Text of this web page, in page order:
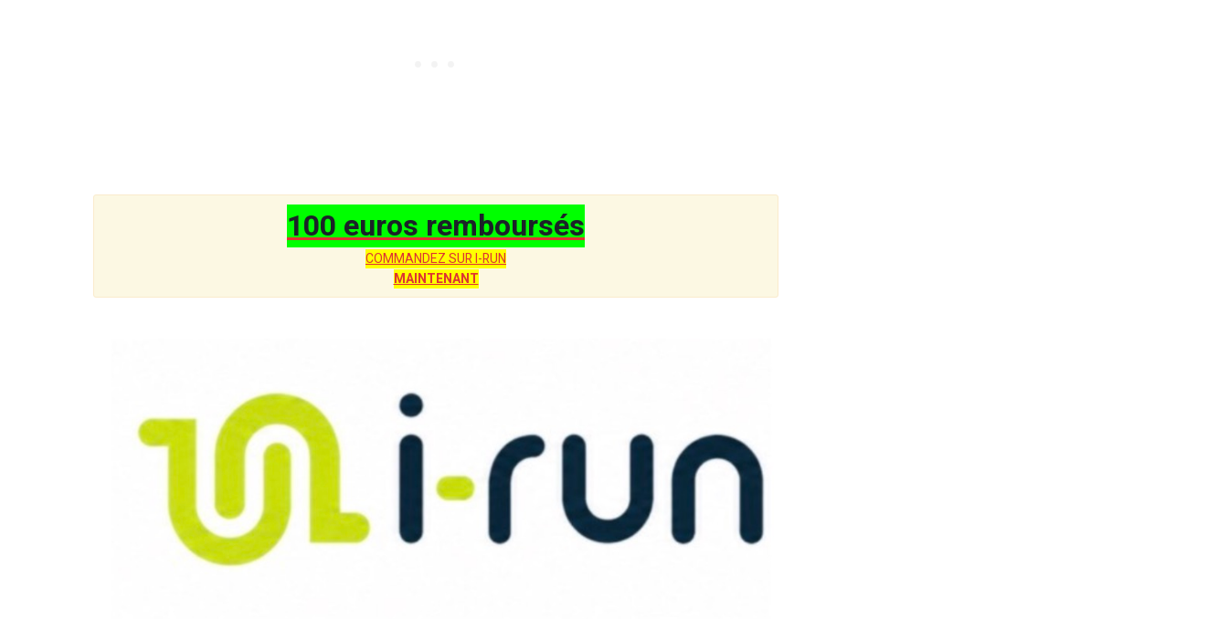
100 euros remboursés
COMMANDEZ SUR I-RUN
MAINTENANT